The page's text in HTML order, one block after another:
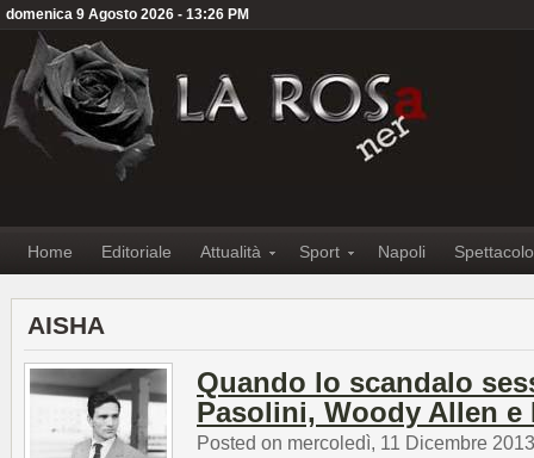
domenica 9 Agosto 2026 - 13:26 PM
Home Editoriale Attualità Sport Napoli Spettacolo
AISHA
Quando lo scandalo
Pasolini, Woody Allen e
Posted on mercoledì, 11 Dicembre 2013